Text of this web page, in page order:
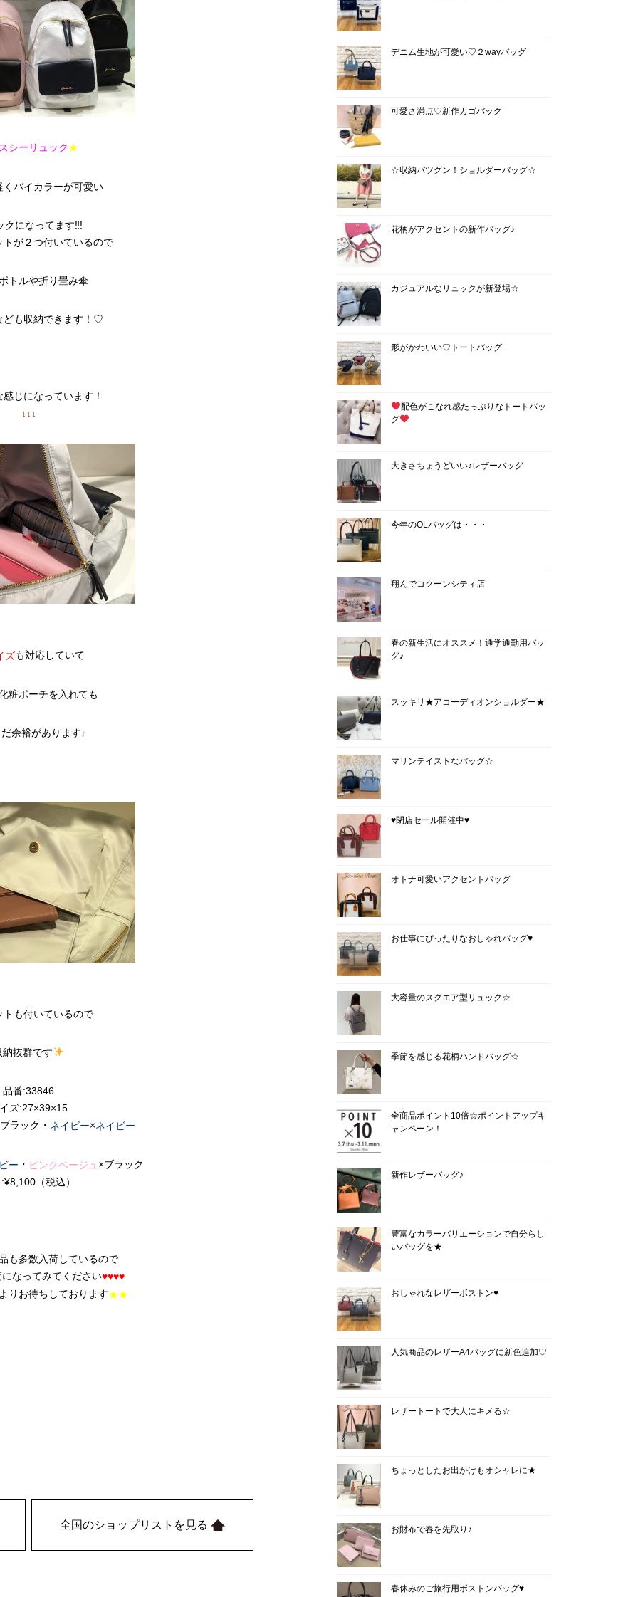
シーリュック★
くバイカラーが可愛い
クになってます‼︎!
トが２つ付いているので
トルや折り畳み傘
ども収納できます！♡
じになっています！
↓↓↓
ズも対応していて
粧ポーチを入れても
余裕があります♪
トも付いているので
納抜群です
品番:33846
ズ:27×39×15
ラック・ ネイビー×ネイビー
ー ・ ピンクベージュ ×ブラック
（税込）
も多数入荷しているので
なってみてください♥♥♥♥
りお待ちしております★★
全国のショップリストを見る
デニム生地が可愛い♡２wayバッグ
可愛さ満点♡新作カゴバッグ
☆収納バツグン！ショルダーバッグ☆
花柄がアクセントの新作バッグ♪
カジュアルなリュックが新登場☆
形がかわいい♡トートバッグ
配色がこなれ感たっぷりなトートバッ
グ
大きさちょうどいい♪レザーバッグ
今年のOLバッグは・・・
翔んでコクーンシティ店
春の新生活にオススメ！通学通勤用バッ
グ♪
スッキリ★アコーディオンショルダー★
マリンテイストなバッグ☆
♥閉店セール開催中♥
オトナ可愛いアクセントバッグ
お仕事にぴったりなおしゃれバッグ♥
大容量のスクエア型リュック☆
季節を感じる花柄ハンドバッグ☆
全商品ポイント10倍☆ポイントアップキ
ャンペーン！
新作レザーバッグ♪
豊富なカラーバリエーションで自分らし
いバッグを★
おしゃれなレザーボストン♥
人気商品のレザーA4バッグに新色追加♡
レザートートで大人にキメる☆
ちょっとしたお出かけもオシャレに★
お財布で春を先取り♪
春休みのご旅行用ボストンバッグ♥